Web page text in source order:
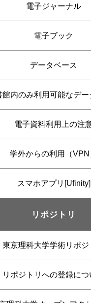
電子ジャーナル
電子ブック
データベース
館内のみ利用可能なデー
電子資料利用上の注
学外からの利用（VPN
スマホアプリ[Ufinity]
リポジトリ
東京理科大学学術リポジ
リポジトリへの登録につ